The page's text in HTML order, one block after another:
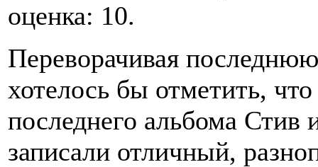
оценка: 10.
Переворачивая
хотелось бы отметить,
последнего альбома Стив
записали отличный,